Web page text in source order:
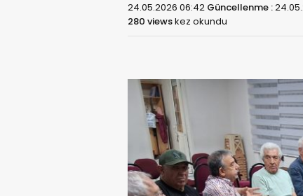
24.05.2026 06:42 Güncellenme :
280 viewskez okundu